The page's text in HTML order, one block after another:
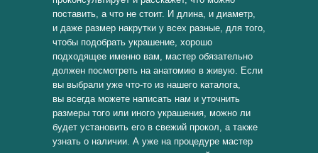
поставить, а что не стоит. И длина, и диаметр,
и даже размер накрутки у всех разные, для того,
чтобы подобрать украшение, хорошо
подходящее именно вам, мастер обязательно
должен посмотреть на анатомию в живую. Если
вы выбрали уже что-то из нашего каталога,
вы всегда можете написать нам и уточнить
размеры того или иного украшения, можно ли
будет установить его в свежий прокол, а также
узнать о наличии. А уже на процедуре мастер